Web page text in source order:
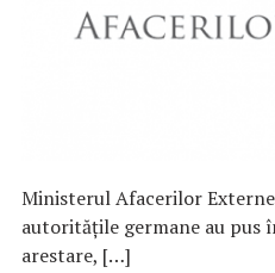
Ministerul Afacerilor
autorităţile germane au pus
arestare, […]